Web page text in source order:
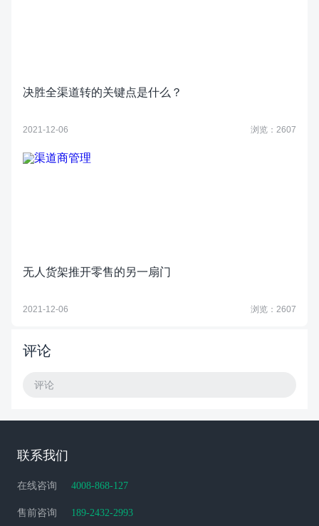
决胜全渠道转的关键点是什么？
2021-12-06 浏览：2607
无人货架推开零售的另一扇门
2021-12-06 浏览：2607
评论
评论
联系我们
在线咨询 4008-868-127
售前咨询 189-2432-2993